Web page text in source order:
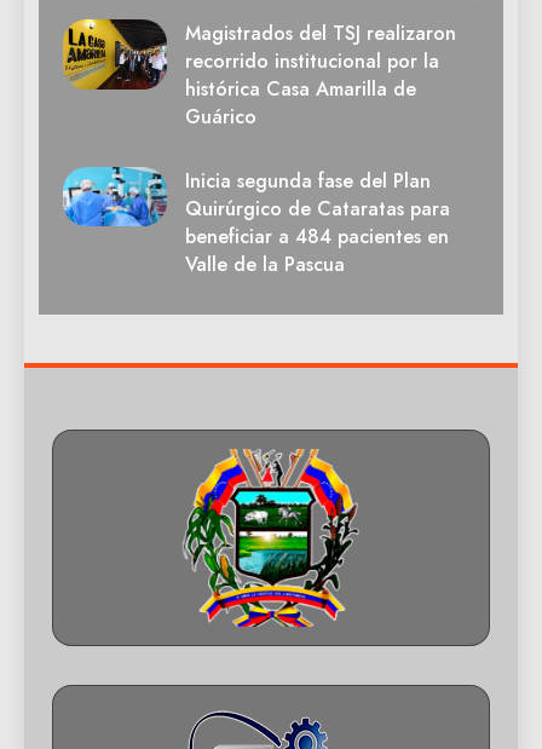
Magistrados del TSJ realizaron
recorrido institucional por la
histórica Casa Amarilla de
Guárico
Inicia segunda fase del Plan
Quirúrgico de Cataratas para
beneficiar a 484 pacientes en
Valle de la Pascua